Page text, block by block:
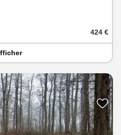
424 €